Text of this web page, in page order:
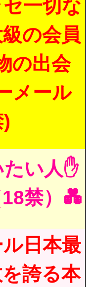
一切な
の会員
の出会
メール
い人✋
禁）💑
日本最
誇る本